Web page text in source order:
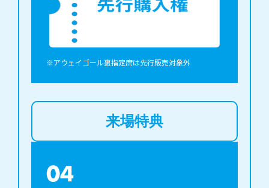
※アウェイゴール裏指定席は先行販売対象外
来場特典
04